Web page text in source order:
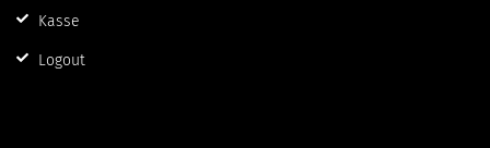
Kasse
Logout